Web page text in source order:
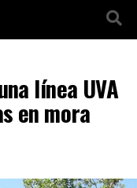
línea UVA
en mora